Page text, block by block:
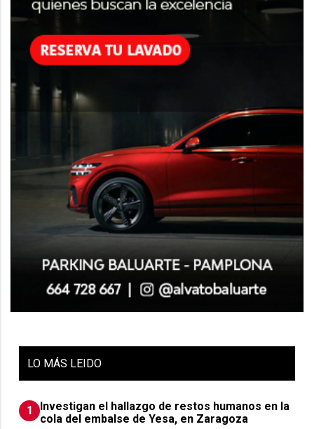
LO MÁS LEIDO
1
Investigan el hallazgo de restos humanos en la
cola del embalse de Yesa, en Zaragoza